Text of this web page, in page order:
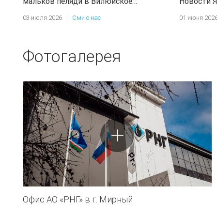
03 июля 2026 Сми о нас 01 июня
Фотогалерея
Офис АО «РНГ» в г. Мирный